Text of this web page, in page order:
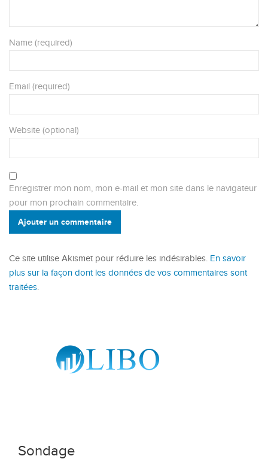
Name (required)
Email (required)
Website (optional)
Enregistrer mon nom, mon e-mail et mon site dans le navigateur
pour mon prochain commentaire.
Ajouter un commentaire
Ce site utilise Akismet pour réduire les indésirables. En savoir
plus sur la façon dont les données de vos commentaires sont
traitées.
Sondage